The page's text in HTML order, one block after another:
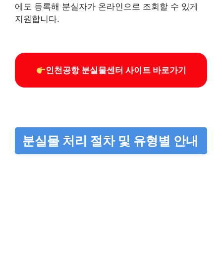
에도 등록해 분실자가 온라인으로 조회할 수 있게
지원합니다.
인천공항 분실물센터 사이트 바로가기
분실물 처리 절차 및 유형별 안내